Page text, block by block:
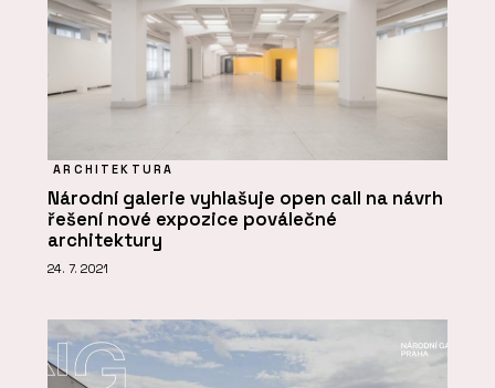
ARCHITEKTURA
Národní galerie vyhlašuje open call na návrh
řešení nové expozice poválečné
architektury
24. 7. 2021